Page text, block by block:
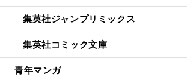
集英社ジャンプリミックス
集英社コミック文庫
青年マンガ